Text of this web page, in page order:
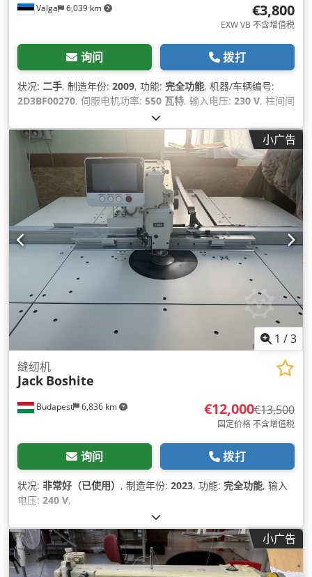
Valga 6,039 km €3,800
EXW VB 不含增值税
询问 拨打
状况: 二手, 制造年份: 2009, 功能: 完全功能, 机器/车辆编号:
2D3BF00270, 伺服电机功率: 550 瓦特, 输入电压: 230 V, 柱间间
空调
横杆,
小广告
1 /3
Budapest 6,836 km
缝纫机
Jack Boshite
€12,000€13,500
固定价格 不含增值税
询问 拨打
状况: 非常好（已使用） , 制造年份: 2023, 功能: 完全功能, 输入
电压: 240 V,
小广告